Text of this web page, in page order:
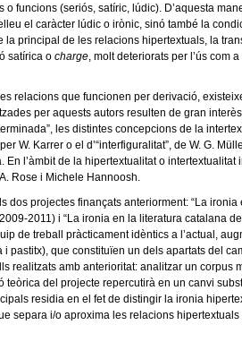
funcions (seriós, satíric, lúdic). D’aquesta
el caràcter lúdic o irònic, sinó també la
la principal de les relacions hipertextuals, la
satírica o charge, molt deteriorats per l’ús com
relacions que funcionen per derivació,
per aquests autors resulten de gran
les distintes concepcions de la
W. Karrer o el d’“interfiguralitat”, de W. G.
l’àmbit de la hipertextualitat o intertextualitat
Rose i Michele Hannoosh.
dos projectes finançats anteriorment: “La ironia
2011) i “La ironia en la literatura catalana
de treball pràcticament idèntics a l’actual,
pastitx), que constituïen un dels apartats del
realitzats amb anterioritat: analitzar un corpus
teòrica del projecte repercutirà en un canvi
residia en el fet de distingir la ironia
separa i/o aproxima les relacions